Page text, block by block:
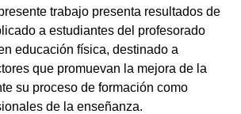
trabajo presenta resultados de
a estudiantes del profesorado
educación física, destinado a
que promuevan la mejora de la
su proceso de formación como
de la enseñanza.